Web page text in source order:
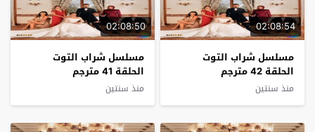
02:08:54
مسلسل شراب التوت
الحلقة 42 مترجم
منذ سنتين
02:08:50
مسلسل شراب التوت
الحلقة 41 مترجم
منذ سنتين